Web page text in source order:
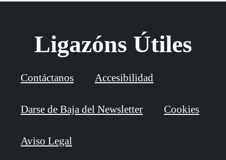
Ligazóns Útiles
Contáctanos Accesibilidad
Darse de Baja del Newsletter Cookies
Aviso Legal